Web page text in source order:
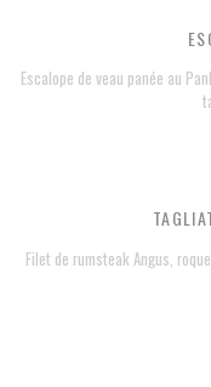
Escalope de veau panée au
Filet de rumsteak Angus,